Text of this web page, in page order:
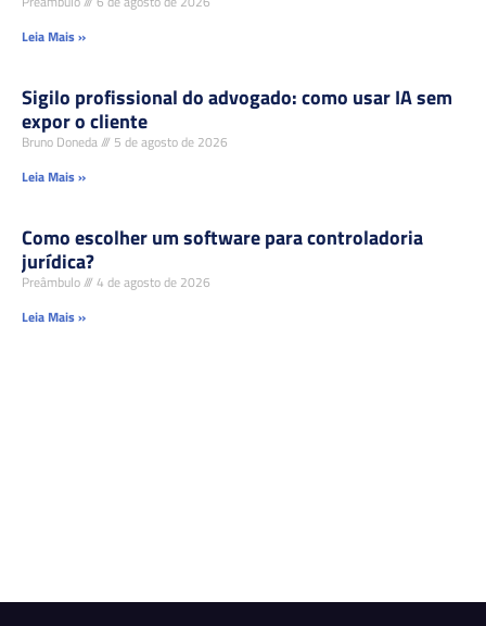
Leia Mais »
Sigilo profissional do advogado: como usar IA sem
expor o cliente
Bruno Doneda
5 de agosto de 2026
Leia Mais »
Como escolher um software para controladoria
jurídica?
Preâmbulo
4 de agosto de 2026
Leia Mais »